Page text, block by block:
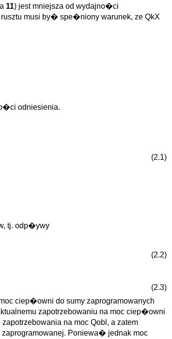
11) jest mniejsza od wydajno�ci
musi by� spe�niony warunek, ze QkX
odniesienia.
(2.1)
tj. odp�ywy
(2.2)
(2.3)
ciep�owni do sumy zaprogramowanych
zapotrzebowaniu na moc ciep�owni
na moc Qobl, a zatem
Poniewa� jednak moc